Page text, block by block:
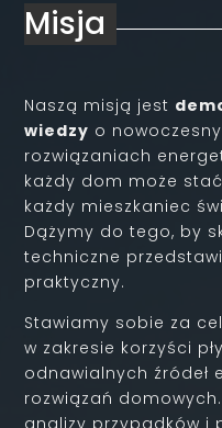
Misja
Naszą misją jest
wiedzy o
rozwiązaniach
każdy dom może
każdy mieszkaniec
Dążymy do tego, by
techniczne
praktyczny.
Stawiamy sobie za
w zakresie korzyści
odnawialnych źródeł
rozwiązań
analizy przypadków i